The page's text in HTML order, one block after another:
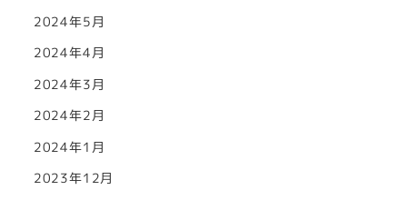
2024年5月
2024年4月
2024年3月
2024年2月
2024年1月
2023年12月